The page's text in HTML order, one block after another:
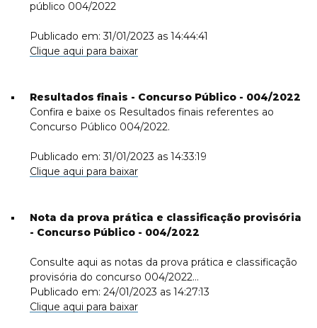
público 004/2022
Publicado em: 31/01/2023 as 14:44:41
Clique aqui para baixar
Resultados finais - Concurso Público - 004/2022
Confira e baixe os Resultados finais referentes ao
Concurso Público 004/2022.
Publicado em: 31/01/2023 as 14:33:19
Clique aqui para baixar
Nota da prova prática e classificação provisória
- Concurso Público - 004/2022
Consulte aqui as notas da prova prática e classificação
provisória do concurso 004/2022...
Publicado em: 24/01/2023 as 14:27:13
Clique aqui para baixar